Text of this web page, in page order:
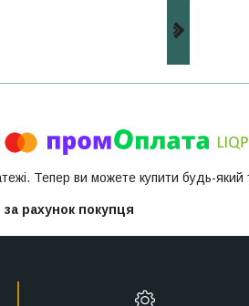
Тепер ви можете купити будь-
за рахунок покупця